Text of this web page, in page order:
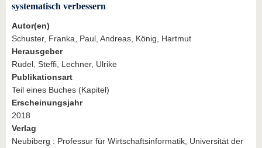
systematisch verbessern
Autor(en)
Schuster, Franka, Paul, Andreas, König, Hartmut
Herausgeber
Rudel, Steffi, Lechner, Ulrike
Publikationsart
Teil eines Buches (Kapitel)
Erscheinungsjahr
2018
Verlag
Neubiberg : Professur für Wirtschaftsinformatik, Universität der